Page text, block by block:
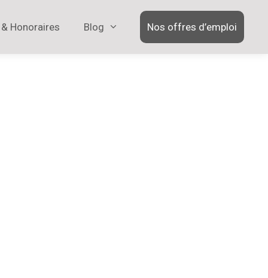
Honoraires Blog Nos offres d’emploi